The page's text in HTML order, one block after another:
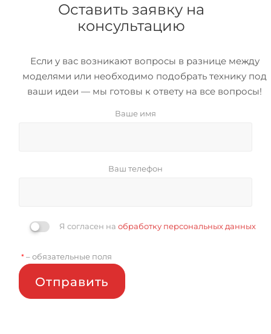
Оставить заявку на
консультацию
Если у вас возникают вопросы в разнице между
моделями или необходимо подобрать технику под
ваши идеи — мы готовы к ответу на все вопросы!
Ваше имя
Ваш телефон
Я согласен на обработку персональных данных
Отправить
* – обязательные поля